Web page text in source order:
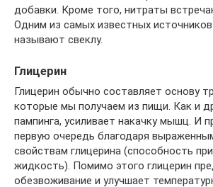
добавки. Кроме того, нитраты
Одним из самых известных
называют свеклу.
Глицерин
Глицерин обычно составляет основу
которые мы получаем из пищи. Как и
пампинга, усиливает накачку мышц. И
первую очередь благодаря
свойствам глицерина (способность
жидкость). Помимо этого глицерин
обезвоживание и улучшает